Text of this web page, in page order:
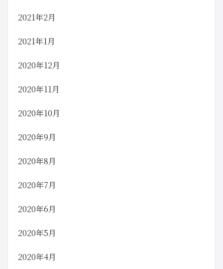
2021年2月
2021年1月
2020年12月
2020年11月
2020年10月
2020年9月
2020年8月
2020年7月
2020年6月
2020年5月
2020年4月